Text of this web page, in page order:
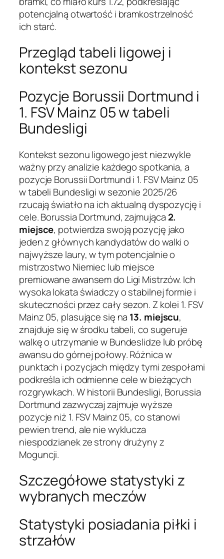
potencjalną otwartość i bramkostrzelność
ich starć.
Przegląd tabeli ligowej i
kontekst sezonu
Pozycje Borussii Dortmund i
1. FSV Mainz 05 w tabeli
Bundesligi
Kontekst sezonu ligowego jest niezwykle
ważny przy analizie każdego spotkania, a
pozycje Borussii Dortmund i 1. FSV Mainz 05
w tabeli Bundesligi w sezonie 2025/26
rzucają światło na ich aktualną dyspozycję i
cele. Borussia Dortmund, zajmująca 2.
miejsce, potwierdza swoją pozycję jako
jeden z głównych kandydatów do walki o
najwyższe laury, w tym potencjalnie o
mistrzostwo Niemiec lub miejsce
premiowane awansem do Ligi Mistrzów. Ich
wysoka lokata świadczy o stabilnej formie i
skuteczności przez cały sezon. Z kolei 1. FSV
Mainz 05, plasujące się na 13. miejscu,
znajduje się w środku tabeli, co sugeruje
walkę o utrzymanie w Bundeslidze lub próbę
awansu do górnej połowy. Różnica w
punktach i pozycjach między tymi zespołami
podkreśla ich odmienne cele w bieżących
rozgrywkach. W historii Bundesligi, Borussia
Dortmund zazwyczaj zajmuje wyższe
pozycje niż 1. FSV Mainz 05, co stanowi
pewien trend, ale nie wyklucza
niespodzianek ze strony drużyny z
Moguncji.
Szczegółowe statystyki z
wybranych meczów
Statystyki posiadania piłki i
strzałów